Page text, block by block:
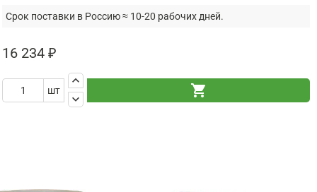
Срок поставки в Россию ≈ 10-20 рабочих дней.
16 234 ₽
шт
keyboard_arrow_up
keyboard_arrow_down
shopping_cart